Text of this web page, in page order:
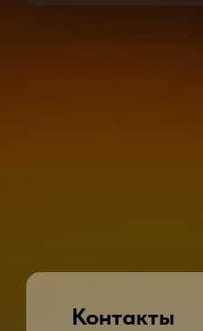
Контакты